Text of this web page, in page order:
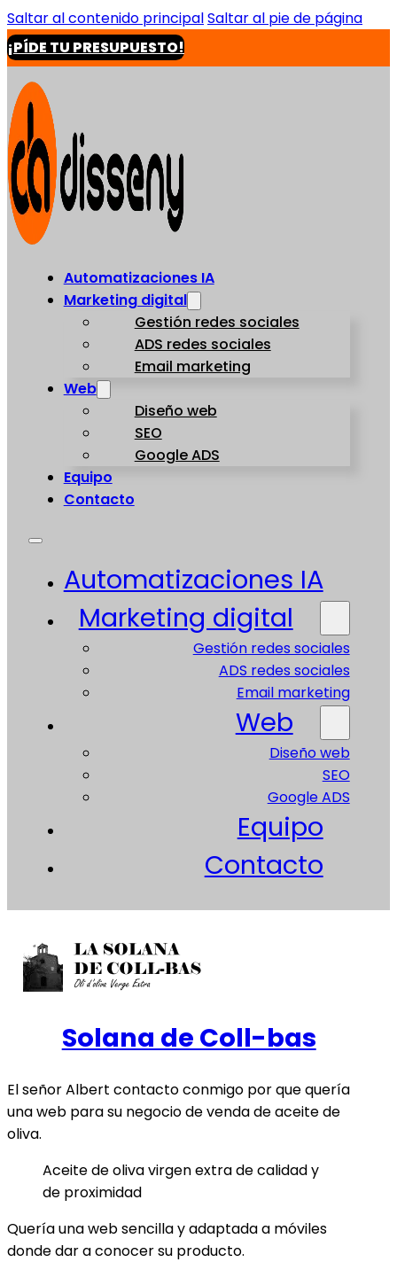
Saltar al contenido principalSaltar al pie de página
¡PÍDE TU PRESUPUESTO!
Automatizaciones IA
Marketing digital
Gestión redes sociales
ADS redes sociales
Email marketing
Web
Diseño web
SEO
Google ADS
Equipo
Contacto
Automatizaciones IA
Marketing digital
Gestión redes sociales
ADS redes sociales
Email marketing
Web
Diseño web
SEO
Google ADS
Equipo
Contacto
Solana de Coll-bas
El señor Albert contacto conmigo por que quería
una web para su negocio de venda de aceite de
oliva.
Aceite de oliva virgen extra de calidad y
de proximidad
Quería una web sencilla y adaptada a móviles
donde dar a conocer su producto.